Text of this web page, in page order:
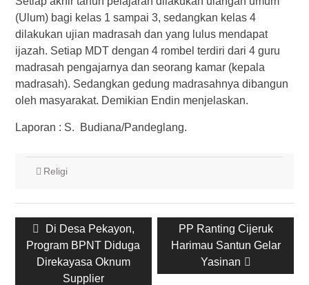
(Ulum) bagi kelas 1 sampai 3, sedangkan kelas 4
dilakukan ujian madrasah dan yang lulus mendapat
ijazah. Setiap MDT dengan 4 rombel terdiri dari 4 guru
madrasah pengajarnya dan seorang kamar (kepala
madrasah). Sedangkan gedung madrasahnya dibangun
oleh masyarakat. Demikian Endin menjelaskan.
Laporan : S. Budiana/Pandeglang.
Religi
navigation
Previous
post:
Di Desa Pekayon,
Program BPNT Diduga
Direkayasa Oknum
Supplier
Next
post:
PP Ranting Cijeruk
Harimau Santun Gelar
Yasinan